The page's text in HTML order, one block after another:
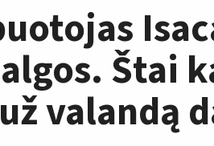
Štai
valandą